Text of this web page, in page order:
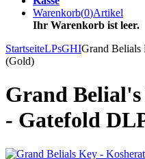
Warenkorb(0)Artikel
Ihr Warenkorb ist leer.
StartseiteLPsGHIGrand Belials
(Gold)
Grand
- Gatefold